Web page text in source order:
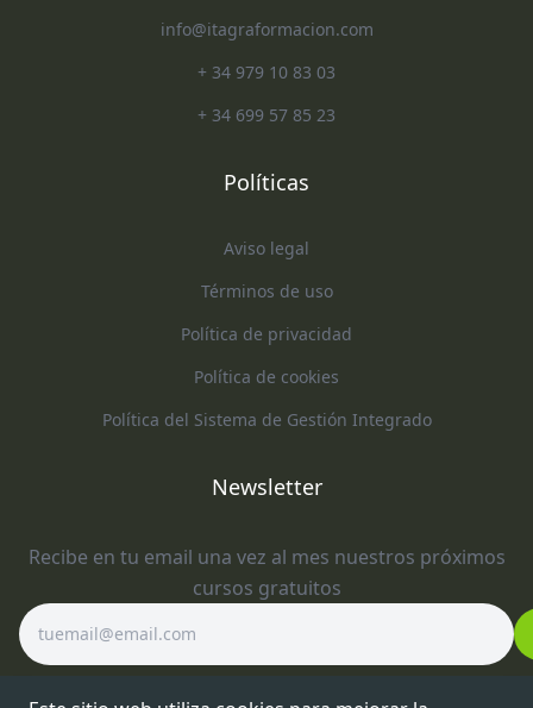
info@itagraformacion.com
+ 34 979 10 83 03
+ 34 699 57 85 23
Políticas
Aviso legal
Términos de uso
Política de privacidad
Política de cookies
Política del Sistema de Gestión Integrado
Newsletter
Recibe en tu email una vez al mes nuestros próximos
cursos gratuitos